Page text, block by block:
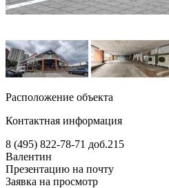
Расположение объекта
Контактная информация
8 (495) 822-78-71 доб.215
Валентин
Презентацию на почту
Заявка на просмотр